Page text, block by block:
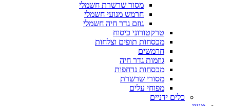
מסור שרשרת חשמלי
חרמש מנועי חשמלי
גוזם גדר חיה חשמלי
טרקטורוני כיסוח
מכסחות תופים וצלחות
חרמשים
גוזמות גדר חיה
מכסחות נדחפות
מסורי שרשרת
מפוחי עלים
כלים ידניים